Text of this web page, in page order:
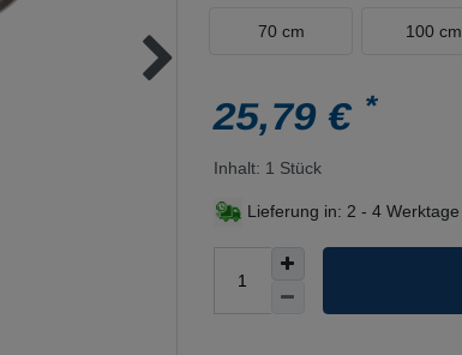
70 cm 100 cm
25,79 €*
Inhalt: 1 Stück
Lieferung in: 2 - 4 Werktage